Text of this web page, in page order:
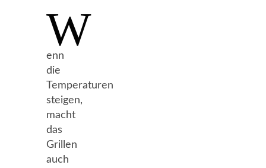
W
enn
die
Temperaturen
steigen,
macht
das
Grillen
auch